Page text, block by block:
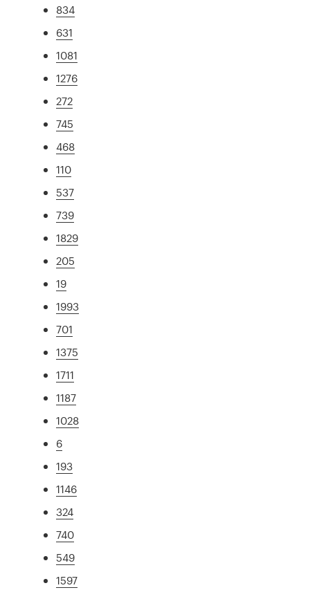
834
631
1081
1276
272
745
468
110
537
739
1829
205
19
1993
701
1375
1711
1187
1028
6
193
1146
324
740
549
1597